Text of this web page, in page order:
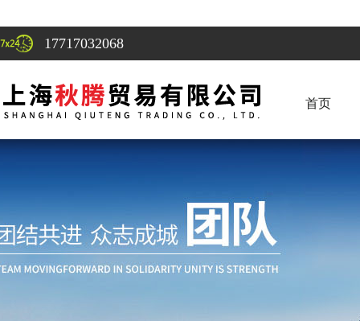
17717032068
首页